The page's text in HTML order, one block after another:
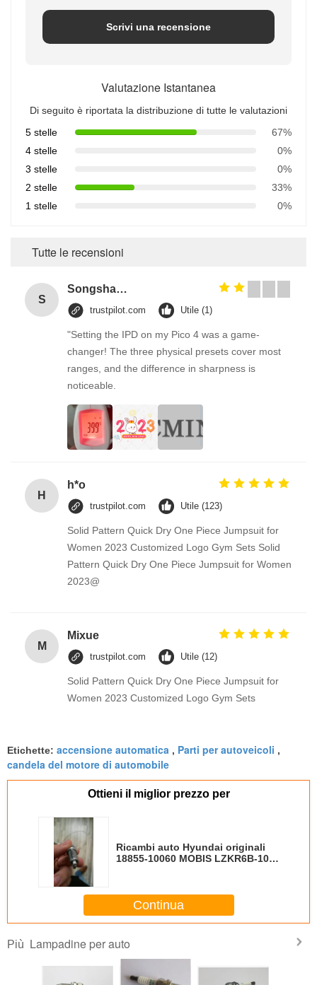
Scrivi una recensione
Valutazione Istantanea
Di seguito è riportata la distribuzione di tutte le valutazioni
5 stelle
67%
4 stelle
0%
3 stelle
0%
2 stelle
33%
1 stelle
0%
Tutte le recensioni
S
Songshang
trustpilot.com Utile (1)
"Setting the IPD on my Pico 4 was a game-
changer! The three physical presets cover most
ranges, and the difference in sharpness is
noticeable.
H
h*o
trustpilot.com Utile (123)
Solid Pattern Quick Dry One Piece Jumpsuit for
Women 2023 Customized Logo Gym Sets Solid
Pattern Quick Dry One Piece Jumpsuit for Women
2023@
M
Mixue
trustpilot.com Utile (12)
Solid Pattern Quick Dry One Piece Jumpsuit for
Women 2023 Customized Logo Gym Sets
Etichette: accensione automatica , Parti per autoveicoli ,
candela del motore di automobile
Ottieni il miglior prezzo per
Ricambi auto Hyundai originali
18855-10060 MOBIS LZKR6B-10E
Continua
Più Lampadine per auto